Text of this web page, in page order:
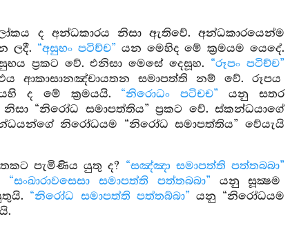
ද අන්ධකාරය නිසා ඇතිවේ. අන්ධකාරයෙන්ම
ලදී. “අසුභං පටිච්ච” යන මෙහිද මේ ක්‍රමයම යෙදේ.
ප්‍රකට වේ. එනිසා මෙසේ දෙසූහ. “රූපං පටිච්ච”
ආකාසානඤ්චායතන සමාපත්ති නම් වේ. රූපය
ද මේ ක්‍රමයයි. “නිරොධං පටිචච” යනු සතර
“නිරෝධ සමාපත්තිය” ප්‍රකට වේ. ස්කන්ධයාගේ
නිරෝධයම “නිරෝධ සමාපත්තිය” වේයැයි
පැමිණිය යුතු ද? “සඤ්ඤා සමාපත්ති පත්තබබා”
“සංඛාරාවසෙසා සමාපත්ති පත්තබබා” යනු සූක්‍ෂම
“නිරෝධ සමාපත්ති පත්තබ්බා” යනු “නිරෝධයම